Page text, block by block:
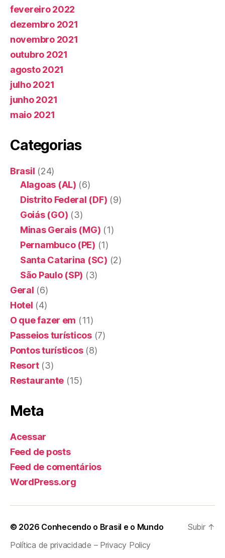
fevereiro 2022
dezembro 2021
novembro 2021
outubro 2021
agosto 2021
julho 2021
junho 2021
maio 2021
Categorias
Brasil (24)
Alagoas (AL) (6)
Distrito Federal (DF) (9)
Goiás (GO) (3)
Minas Gerais (MG) (1)
Pernambuco (PE) (1)
Santa Catarina (SC) (2)
São Paulo (SP) (3)
Geral (6)
Hotel (4)
O que fazer em (11)
Passeios turísticos(7)
Pontos turísticos(8)
Resort(3)
Restaurante (15)
Meta
Acessar
Feed de posts
Feed de comentários
WordPress.org
© 2026 Conhecendo o Brasil e o Mundo
Política de privacidade – Privacy Policy
Subir ↑